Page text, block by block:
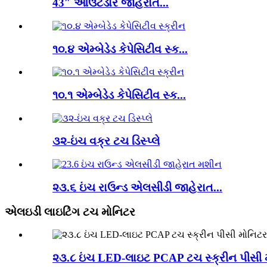
43″ આઉટડોર જાહેરાત...
૧૦.૪ એમ્બેડેડ કેપેસિટીવ સ્ક...
૧૦.૧ એમ્બેડેડ કેપેસિટીવ સ્ક...
૩૨-ઇંચ વક્ર ટચ ડિસ્પ્લે
૨૩.૬ ઇંચ રાઉન્ડ એલસીડી જાહેરાત...
એલઇડી લાઇટિંગ ટચ મોનિટર
૨૩.૮ ઇંચ LED-લાઇટ PCAP ટચ સ્ક્રીન પીસી